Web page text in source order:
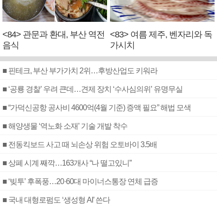
<84> 관문과 환대, 부산 역전
음식
<83> 여름 제주, 벤자리와 독
가시치
■ 핀테크, 부산 부가가치 2위…후방산업도 키워라
■ ‘공룡 경찰’ 우려 큰데…견제 장치 ‘수사심의위’ 유명무실
■ “가덕신공항 공사비 4600억(4월 기준) 증액 필요” 해법 모색
■ 해양생물 ‘역노화 소재’ 기술 개발 착수
■ 전동킥보드 사고 때 뇌손상 위험 오토바이 3.5배
■ 상폐 시계 째깍…163개사 “나 떨고있니”
■ ‘빚투’ 후폭풍…20·60대 마이너스통장 연체 급증
■ 국내 대형로펌도 ‘생성형 AI’ 쓴다